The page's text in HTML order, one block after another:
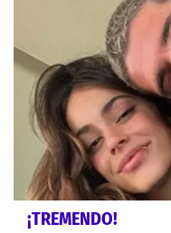
¡TREMENDO!